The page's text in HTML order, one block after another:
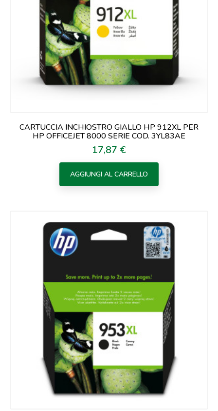
CARTUCCIA INCHIOSTRO GIALLO HP 912XL PER
HP OFFICEJET 8000 SERIE COD. 3YL83AE
Prezzo
17,87 €
AGGIUNGI AL CARRELLO